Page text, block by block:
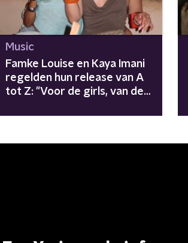
Music
Famke Louise en Kaya Imani
regelden hun release van A
tot Z: "Voor de girls, van de